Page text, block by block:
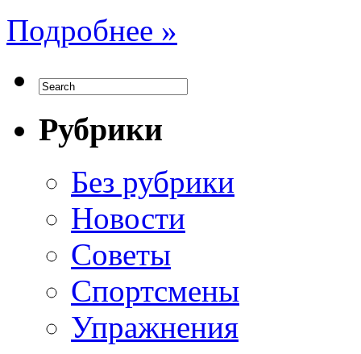
Подробнее »
Рубрики
Без рубрики
Новости
Советы
Спортсмены
Упражнения